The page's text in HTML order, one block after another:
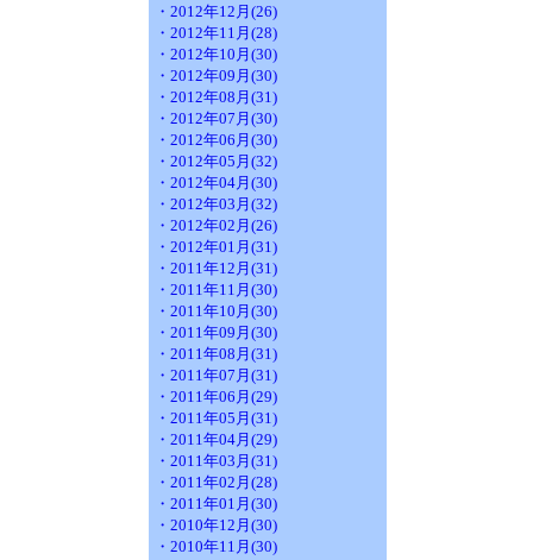
・2012年12月(26)
・2012年11月(28)
・2012年10月(30)
・2012年09月(30)
・2012年08月(31)
・2012年07月(30)
・2012年06月(30)
・2012年05月(32)
・2012年04月(30)
・2012年03月(32)
・2012年02月(26)
・2012年01月(31)
・2011年12月(31)
・2011年11月(30)
・2011年10月(30)
・2011年09月(30)
・2011年08月(31)
・2011年07月(31)
・2011年06月(29)
・2011年05月(31)
・2011年04月(29)
・2011年03月(31)
・2011年02月(28)
・2011年01月(30)
・2010年12月(30)
・2010年11月(30)